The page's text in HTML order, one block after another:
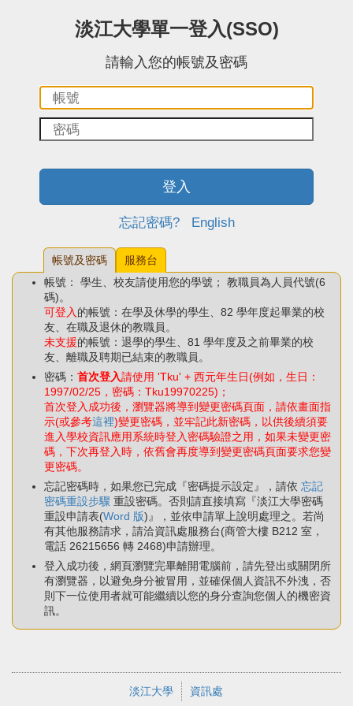
淡江大學單一登入(SSO)
請輸入您的帳號及密碼
碼：
登入
忘記密碼? English
帳號及密碼
服務台
帳號： 學生、校友請使用您的學號； 教職員為人員代號(6
碼)。
可登入 的帳號：在學及休學的學生、82 學年度起畢業的校
友、在職及退休的教職員。
未支援的帳號：退學的學生、81 學年度及之前畢業的校
友、離職及聘期已結束的教職員。
密碼： 首次登入請使用 'Tku' + 西元年生日(例如，生日：
1997/02/25，密碼：Tku19970225)；
首次登入成功後，瀏覽器將導到變更密碼頁面，請依畫面指
示(或參考這裡)變更密碼，並牢記此新密碼，以供後續須要
進入學校資訊應用系統時登入密碼驗證之用，如果未變更密
碼，下次再登入時，依舊會再度導到變更密碼頁面要求您變
更密碼。
忘記密碼時，如果您已完成『密碼提示設定』，請依 忘記
密碼重設步驟 重設密碼。否則請直接填寫『淡江大學密碼
重設申請表(Word 版)』，並依申請單上說明處理之。若尚
有其他服務請求，請洽資訊處服務台(商管大樓 B212 室，
電話 26215656 轉 2468)申請辦理。
登入成功後，網頁瀏覽完畢離開電腦前，請先登出或關閉所
有瀏覽器，以避免身分被冒用，並確保個人資訊不外洩，否
則下一位使用者就可能繼續以您的身分查詢您個人的機密資
訊。
淡江大學 資訊處